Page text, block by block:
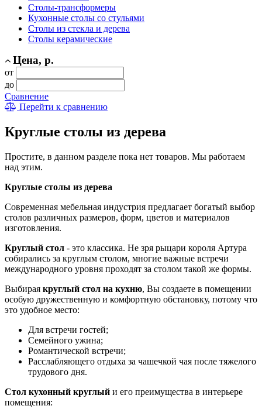
Столы-трансформеры
Кухонные столы со стульями
Столы из стекла и дерева
Столы керамические
Цена, р.
от
до
Сравнение
Перейти к сравнению
Круглые столы из дерева
Простите, в данном разделе пока нет товаров. Мы работаем
над этим.
Круглые столы из дерева
Современная мебельная индустрия предлагает богатый выбор
столов различных размеров, форм, цветов и материалов
изготовления.
Круглый стол - это классика. Не зря рыцари короля Артура
собирались за круглым столом, многие важные встречи
международного уровня проходят за столом такой же формы.
Выбирая круглый стол на кухню, Вы создаете в помещении
особую дружественную и комфортную обстановку, потому что
это удобное место:
Для встречи гостей;
Семейного ужина;
Романтической встречи;
Расслабляющего отдыха за чашечкой чая после тяжелого
трудового дня.
Стол кухонный круглый и его преимущества в интерьере
помещения: